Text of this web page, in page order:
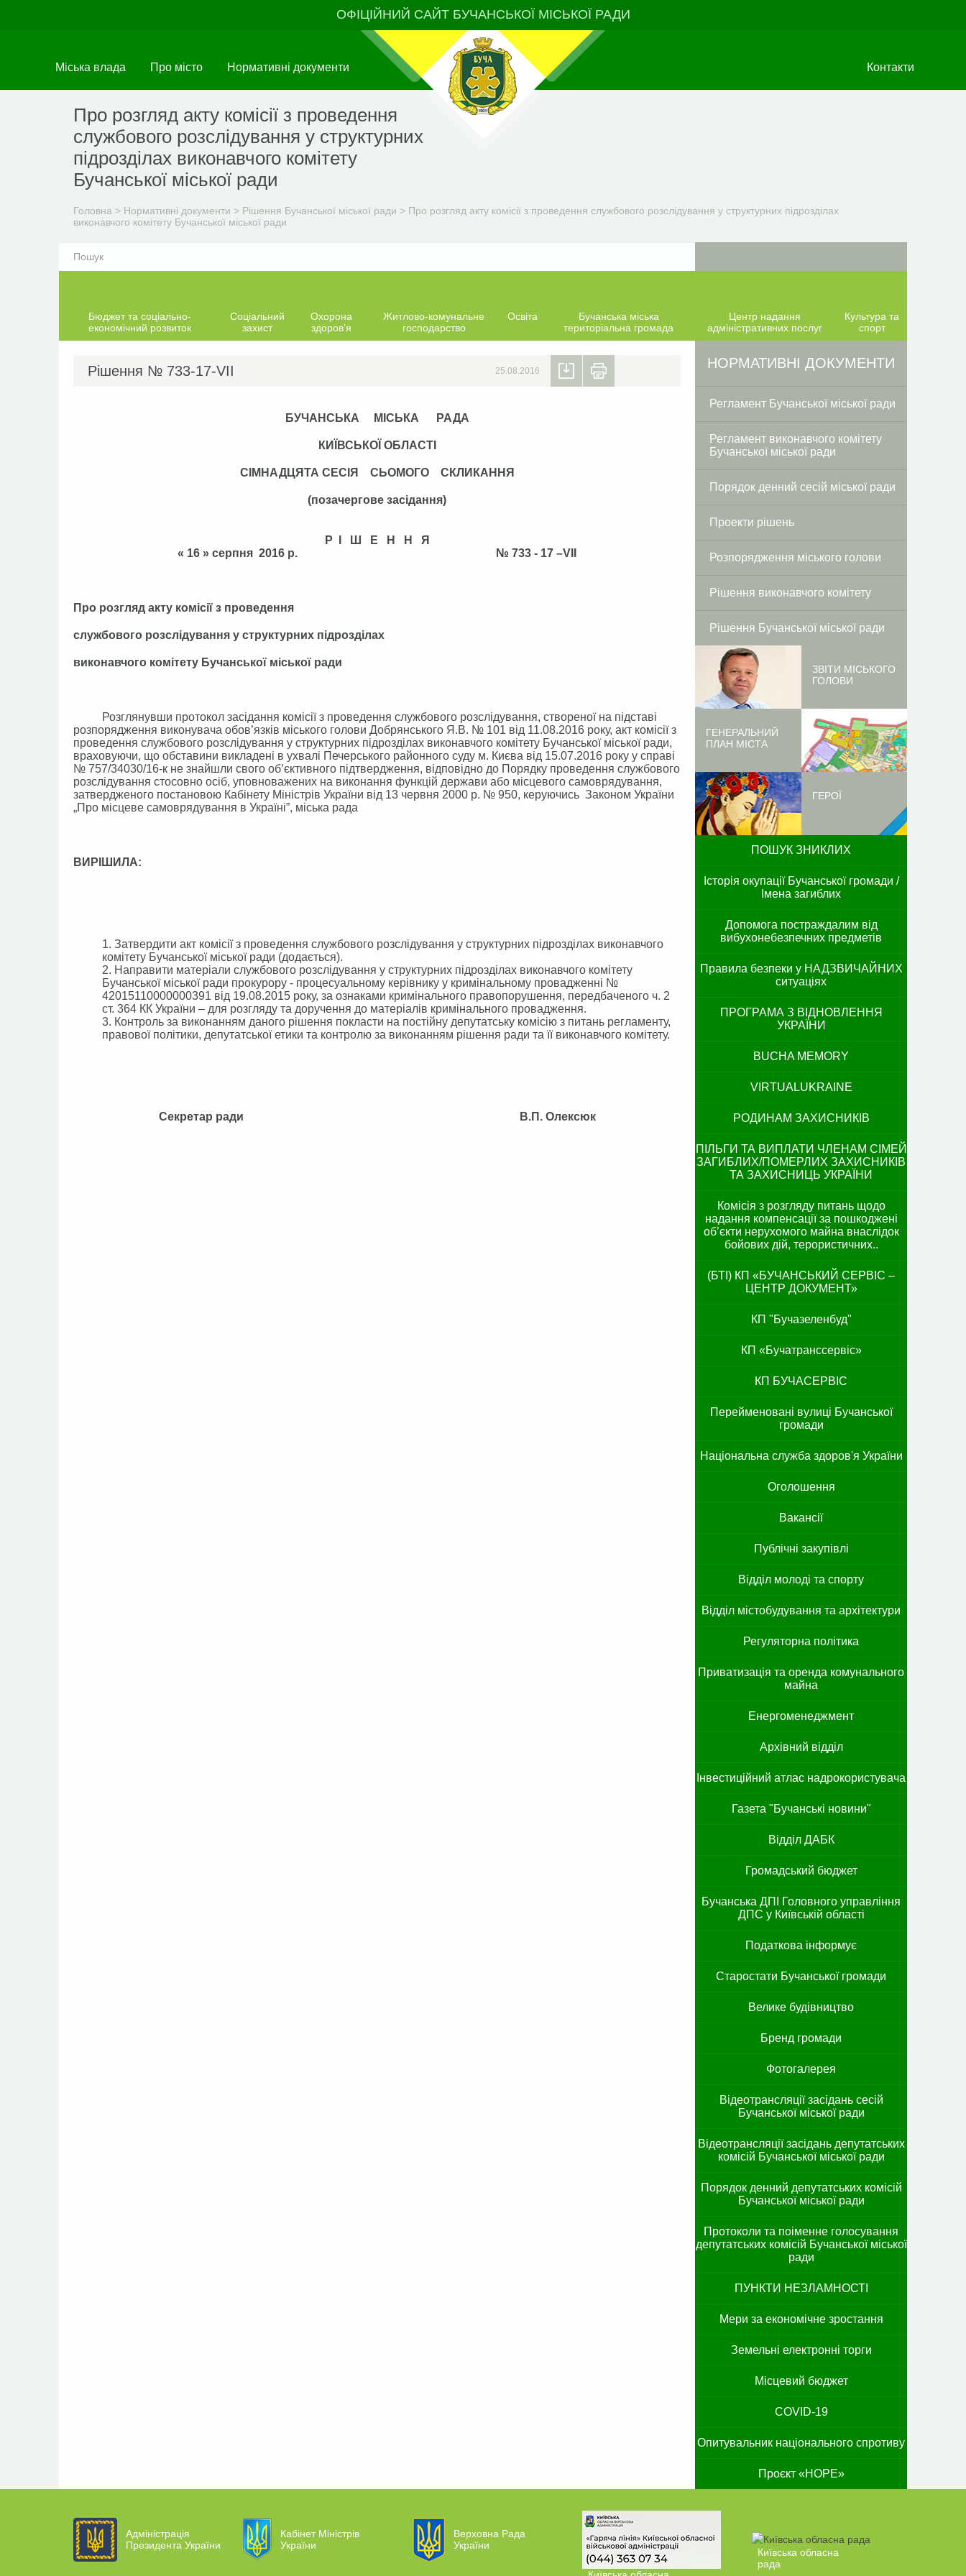
ОФІЦІЙНИЙ САЙТ БУЧАНСЬКОЇ МІСЬКОЇ РАДИ
Міська влада Про місто Нормативні документи Контакти
Про розгляд акту комісії з проведення
службового розслідування у структурних
підрозділах виконавчого комітету
Бучанської міської ради
Головна > Нормативні документи > Рішення Бучанської міської ради > Про розгляд акту комісії з проведення службового розслідування у структурних підрозділах
виконавчого комітету Бучанської міської ради
Бюджет та соціально-
економічний розвиток
Соціальний
захист
Охорона
здоров’я
Житлово-комунальне
господарство
Освіта
Бучанська міська
територіальна громада
Центр надання
адміністративних послуг
Культура та
спорт
Рішення № 733-17-VІІ 25.08.2016 Facebook
Twitter
БУЧАНСЬКА МІСЬКА РАДА
КИЇВСЬКОЇ ОБЛАСТІ
СІМНАДЦЯТА СЕСІЯ СЬОМОГО СКЛИКАННЯ
(позачергове засідання)
Р І Ш Е Н Н Я
« 16 » серпня 2016 р. № 733 - 17 –VІІ
Про розгляд акту комісії з проведення
службового розслідування у структурних підрозділах
виконавчого комітету Бучанської міської ради
Розглянувши протокол засідання комісії з проведення службового розслідування, створеної на підставі
розпорядження виконувача обов’язків міського голови Добрянського Я.В. № 101 від 11.08.2016 року, акт комісії з
проведення службового розслідування у структурних підрозділах виконавчого комітету Бучанської міської ради,
враховуючи, що обставини викладені в ухвалі Печерського районного суду м. Києва від 15.07.2016 року у справі
№ 757/34030/16-к не знайшли свого об’єктивного підтвердження, відповідно до Порядку проведення службового
розслідування стосовно осіб, уповноважених на виконання функцій держави або місцевого самоврядування,
затвердженого постановою Кабінету Міністрів України від 13 червня 2000 р. № 950, керуючись Законом України
„Про місцеве самоврядування в Україні”, міська рада
ВИРІШИЛА:
1. Затвердити акт комісії з проведення службового розслідування у структурних підрозділах виконавчого
комітету Бучанської міської ради (додається).
2. Направити матеріали службового розслідування у структурних підрозділах виконавчого комітету
Бучанської міської ради прокурору - процесуальному керівнику у кримінальному провадженні №
42015110000000391 від 19.08.2015 року, за ознаками кримінального правопорушення, передбаченого ч. 2
ст. 364 КК України – для розгляду та доручення до матеріалів кримінального провадження.
3. Контроль за виконанням даного рішення покласти на постійну депутатську комісію з питань регламенту,
правової політики, депутатської етики та контролю за виконанням рішення ради та її виконавчого комітету.
Секретар ради В.П. Олексюк
НОРМАТИВНІ ДОКУМЕНТИ
Регламент Бучанської міської ради
Регламент виконавчого комітету
Бучанської міської ради
Порядок денний сесій міської ради
Проекти рішень
Розпорядження міського голови
Рішення виконавчого комітету
Рішення Бучанської міської ради
ЗВІТИ МІСЬКОГО
ГОЛОВИ
ГЕНЕРАЛЬНИЙ
ПЛАН МІСТА
ГЕРОЇ
ПОШУК ЗНИКЛИХ
Історія окупації Бучанської громади /
Імена загиблих
Допомога постраждалим від
вибухонебезпечних предметів
Правила безпеки у НАДЗВИЧАЙНИХ
ситуаціях
ПРОГРАМА З ВІДНОВЛЕННЯ
УКРАЇНИ
BUCHA MEMORY
VIRTUALUKRAINE
РОДИНАМ ЗАХИСНИКІВ
ПІЛЬГИ ТА ВИПЛАТИ ЧЛЕНАМ СІМЕЙ
ЗАГИБЛИХ/ПОМЕРЛИХ ЗАХИСНИКІВ
ТА ЗАХИСНИЦЬ УКРАЇНИ
Комісія з розгляду питань щодо
надання компенсації за пошкоджені
об’єкти нерухомого майна внаслідок
бойових дій, терористичних..
(БТІ) КП «БУЧАНСЬКИЙ СЕРВІС –
ЦЕНТР ДОКУМЕНТ»
КП "Бучазеленбуд"
КП «Бучатранссервіс»
КП БУЧАСЕРВІС
Перейменовані вулиці Бучанської
громади
Національна служба здоров'я України
Оголошення
Вакансії
Публічні закупівлі
Відділ молоді та спорту
Відділ містобудування та архітектури
Регуляторна політика
Приватизація та оренда комунального
майна
Енергоменеджмент
Архівний відділ
Інвестиційний атлас надрокористувача
Газета "Бучанські новини"
Відділ ДАБК
Громадський бюджет
Бучанська ДПІ Головного управління
ДПС у Київській області
Податкова інформує
Старостати Бучанської громади
Велике будівництво
Бренд громади
Фотогалерея
Відеотрансляції засідань сесій
Бучанської міської ради
Відеотрансляції засідань депутатських
комісій Бучанської міської ради
Порядок денний депутатських комісій
Бучанської міської ради
Протоколи та поіменне голосування
депутатських комісій Бучанської міської
ради
ПУНКТИ НЕЗЛАМНОСТІ
Мери за економічне зростання
Земельні електронні торги
Місцевий бюджет
COVID-19
Опитувальник національного спротиву
Проєкт «HOPE»
Адміністрація
Президента України
Кабінет Міністрів
України
Верховна Рада
України
Київська обласна
рада